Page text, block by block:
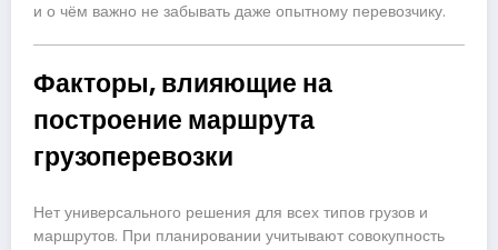
и о чём важно не забывать даже опытному перевозчику.
Факторы, влияющие на
построение маршрута
грузоперевозки
Нет универсального решения для всех типов грузов и
маршрутов. При планировании учитывают совокупность